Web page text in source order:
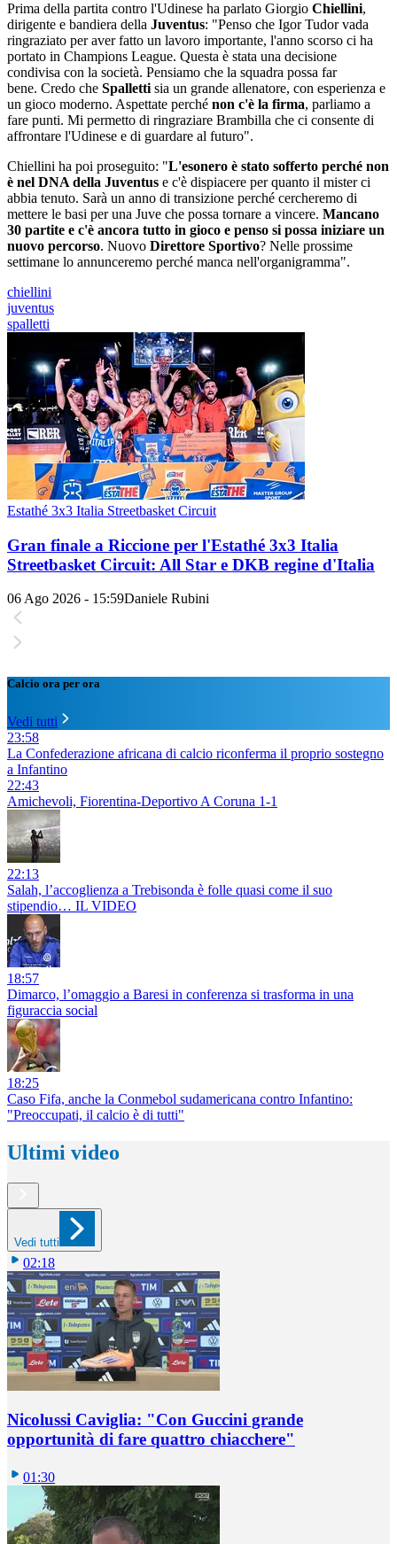
Prima della partita contro l'Udinese ha parlato Giorgio Chiellini,
dirigente e bandiera della Juventus: "Penso che Igor Tudor vada
ringraziato per aver fatto un lavoro importante, l'anno scorso ci ha
portato in Champions League. Questa è stata una decisione
condivisa con la società. Pensiamo che la squadra possa far
bene. Credo che Spalletti sia un grande allenatore, con esperienza e
un gioco moderno. Aspettate perché non c'è la firma, parliamo a
fare punti. Mi permetto di ringraziare Brambilla che ci consente di
affrontare l'Udinese e di guardare al futuro".
Chiellini ha poi proseguito: "L'esonero è stato sofferto perché non
è nel DNA della Juventus e c'è dispiacere per quanto il mister ci
abbia tenuto. Sarà un anno di transizione perché cercheremo di
mettere le basi per una Juve che possa tornare a vincere. Mancano
30 partite e c'è ancora tutto in gioco e penso si possa iniziare un
nuovo percorso. Nuovo Direttore Sportivo? Nelle prossime
settimane lo annunceremo perché manca nell'organigramma".
chiellini
juventus
spalletti
Estathé 3x3 Italia Streetbasket Circuit
Gran finale a Riccione per l'Estathé 3x3 Italia
Streetbasket Circuit: All Star e DKB regine d'Italia
06 Ago 2026 - 15:59Daniele Rubini
Calcio ora per ora
Vedi tutti
23:58
La Confederazione africana di calcio riconferma il proprio sostegno
a Infantino
22:43
Amichevoli, Fiorentina-Deportivo A Coruna 1-1
22:13
Salah, l’accoglienza a Trebisonda è folle quasi come il suo
stipendio… IL VIDEO
18:57
Dimarco, l’omaggio a Baresi in conferenza si trasforma in una
figuraccia social
18:25
Caso Fifa, anche la Conmebol sudamericana contro Infantino:
"Preoccupati, il calcio è di tutti"
Ultimi video
Vedi tutti
02:18
Nicolussi Caviglia: "Con Guccini grande
opportunità di fare quattro chiacchere"
01:30